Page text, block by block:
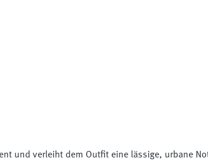
und verleiht dem Outfit eine lässige, urbane